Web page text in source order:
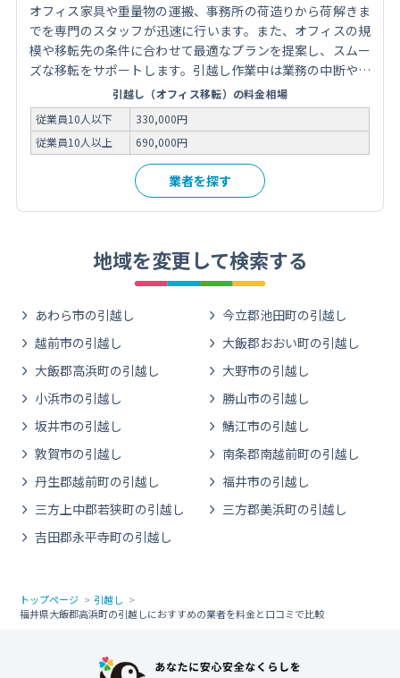
オフィス家具や重量物の運搬、事務所の荷造りから荷解きま
でを専門のスタッフが迅速に行います。また、オフィスの規
模や移転先の条件に合わせて最適なプランを提案し、スムー
ズな移転をサポートします。引越し作業中は業務の中断や機
密情報の漏洩を最小限に抑えるための配慮も欠かしません。
安心してオフィスを移転したい場合は、専門の引越し業者に
相談してみてください。
引越し（オフィス移転）の料金相場
従業員10人以下
330,000円
従業員10人以上
690,000円
業者を探す
地域を変更して検索する
あわら市の引越し
今立郡池田町の引越し
越前市の引越し
大飯郡おおい町の引越し
大飯郡高浜町の引越し
大野市の引越し
小浜市の引越し
勝山市の引越し
坂井市の引越し
鯖江市の引越し
敦賀市の引越し
南条郡南越前町の引越し
丹生郡越前町の引越し
福井市の引越し
三方上中郡若狭町の引越し
三方郡美浜町の引越し
吉田郡永平寺町の引越し
トップページ
引越し
福井県大飯郡高浜町の引越しにおすすめの業者を料金と口コミで比較